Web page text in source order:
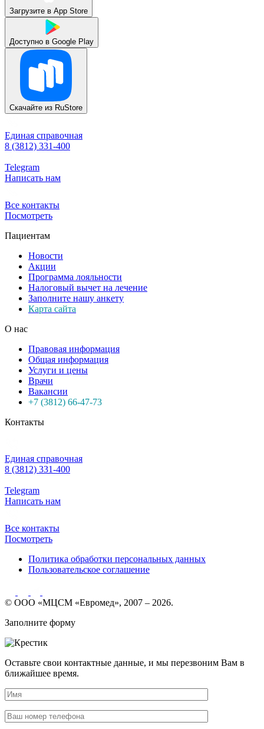
Загрузите в App Store
Доступно в Google Play
Скачайте из RuStore
Единая справочная
8 (3812) 331-400
Telegram
Написать нам
Все контакты
Посмотреть
Пациентам
Новости
Акции
Программа лояльности
Налоговый вычет на лечение
Заполните нашу анкету
Карта сайта
О нас
Правовая информация
Общая информация
Услуги и цены
Врачи
Вакансии
+7 (3812) 66-47-73
Контакты
Единая справочная
8 (3812) 331-400
Telegram
Написать нам
Все контакты
Посмотреть
Политика обработки персональных данных
Пользовательское соглашение
© ООО «МЦСМ «Евромед», 2007 – 2026.
Заполните форму
Оставьте свои контактные данные, и мы перезвоним Вам в
ближайшее время.